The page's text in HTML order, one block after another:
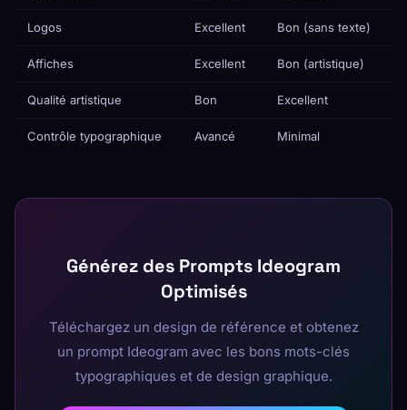
Logos Excellent Bon (sans texte)
Affiches Excellent Bon (artistique)
Qualité artistique Bon Excellent
Contrôle typographique Avancé Minimal
Générez des Prompts Ideogram
Optimisés
Téléchargez un design de référence et obtenez
un prompt Ideogram avec les bons mots-clés
typographiques et de design graphique.